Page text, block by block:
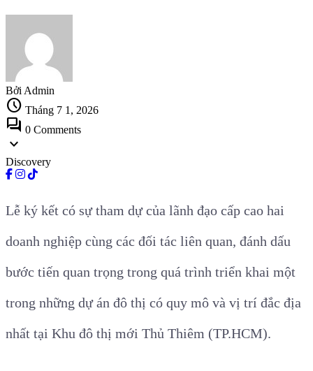
Bởi Admin
schedule Tháng 7 1, 2026
forum 0 Comments
expand_more
Discovery
Lễ ký kết có sự tham dự của lãnh đạo cấp cao hai
doanh nghiệp cùng các đối tác liên quan, đánh dấu
bước tiến quan trọng trong quá trình triển khai một
trong những dự án đô thị có quy mô và vị trí đắc địa
nhất tại Khu đô thị mới Thủ Thiêm (TP.HCM).